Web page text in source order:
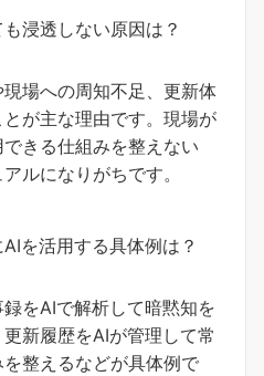
浸透しない原因は？
場への周知不足、更新体
が主な理由です。現場が
きる仕組みを整えない
ルになりがちです。
を活用する具体例は？
をAIで解析して暗黙知を
新履歴をAIが管理して常
整えるなどが具体例で